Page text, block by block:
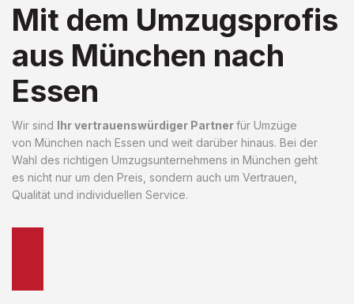
Mit dem Umzugsprofis
aus München nach
Essen
Wir sind Ihr vertrauenswürdiger Partnerfür Umzüge
von München nach Essen und weit darüber hinaus. Bei der
Wahl des richtigen Umzugsunternehmens in München geht
es nicht nur um den Preis, sondern auch um Vertrauen,
Qualität und individuellen Service.